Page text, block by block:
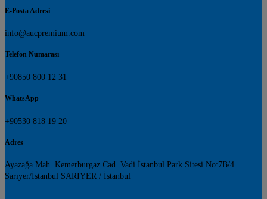
E-Posta Adresi
info@aucpremium.com
Telefon Numarası
+90850 800 12 31
WhatsApp
+90530 818 19 20
Adres
Ayazağa Mah. Kemerburgaz Cad. Vadi İstanbul Park Sitesi No:7B/4
Sarıyer/İstanbul SARIYER / İstanbul